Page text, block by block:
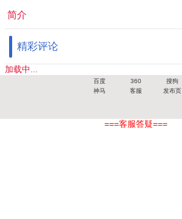
简介
精彩评论
加载中...
百度 360
搜狗
神马
客服 发布页
===客服答疑===